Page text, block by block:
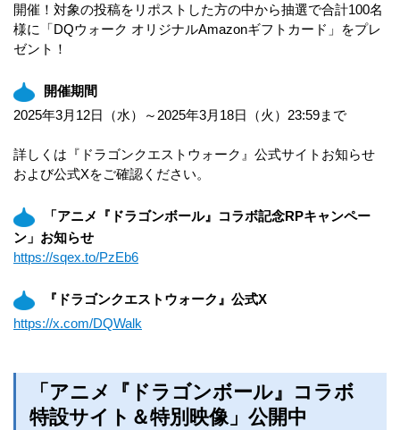
開催！対象の投稿をリポストした方の中から抽選で合計100名
様に「DQウォーク オリジナルAmazonギフトカード」をプレ
ゼント！
開催期間
2025年3月12日（水）～2025年3月18日（火）23:59まで
詳しくは『ドラゴンクエストウォーク』公式サイトお知らせ
および公式Xをご確認ください。
「アニメ『ドラゴンボール』コラボ記念RPキャンペー
ン」お知らせ
https://sqex.to/PzEb6
『ドラゴンクエストウォーク』公式X
https://x.com/DQWalk
「アニメ『ドラゴンボール』コラボ
特設サイト＆特別映像」公開中